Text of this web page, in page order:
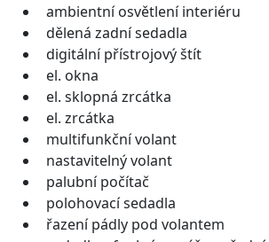
ambientní osvětlení interiéru
dělená zadní sedadla
digitální přístrojový štít
el. okna
el. sklopná zrcátka
el. zrcátka
multifunkční volant
nastavitelný volant
palubní počítač
polohovací sedadla
řazení pádly pod volantem